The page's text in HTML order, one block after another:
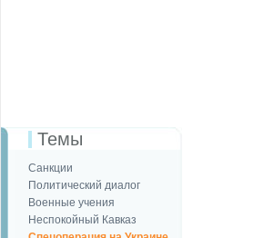
Темы
Санкции
Политический диалог
Военные учения
Неспокойный Кавказ